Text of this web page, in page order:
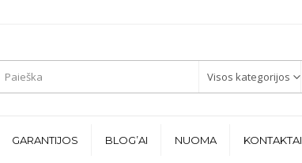
Visos kategorijos
GARANTIJOS BLOG’AI NUOMA KONTAKTAI